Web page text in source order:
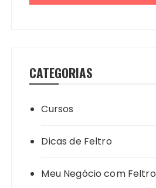
CATEGORIAS
Cursos
Dicas de Feltro
Meu Negócio com Feltro